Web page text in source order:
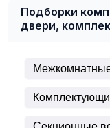
Подборки
двери,